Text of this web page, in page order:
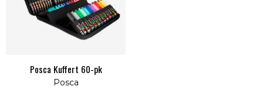
Posca Kuffert 60-pk
Posca